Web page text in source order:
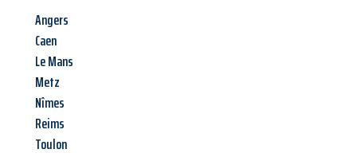
Angers
Caen
Le Mans
Metz
Nîmes
Reims
Toulon